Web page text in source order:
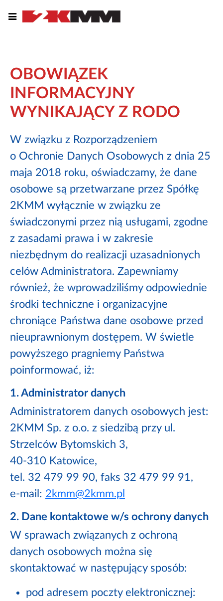
OBOWIĄZEK
INFORMACYJNY
WYNIKAJĄCY Z RODO
W związku z Rozporządzeniem
o Ochronie Danych Osobowych z dnia 25
maja 2018 roku, oświadczamy, że dane
osobowe są przetwarzane przez Spółkę
2KMM wyłącznie w związku ze
świadczonymi przez nią usługami, zgodne
z zasadami prawa i w zakresie
niezbędnym do realizacji uzasadnionych
celów Administratora. Zapewniamy
również, że wprowadziliśmy odpowiednie
środki techniczne i organizacyjne
chroniące Państwa dane osobowe przed
nieuprawnionym dostępem. W świetle
powyższego pragniemy Państwa
poinformować, iż:
1. Administrator danych
Administratorem danych osobowych jest:
2KMM Sp. z o.o. z siedzibą przy ul.
Strzelców Bytomskich 3,
40-310 Katowice,
tel. 32 479 99 90, faks 32 479 99 91,
e-mail: 2kmm@2kmm.pl
2. Dane kontaktowe w/s ochrony danych
W sprawach związanych z ochroną
danych osobowych można się
skontaktować w następujący sposób:
pod adresem poczty elektronicznej: